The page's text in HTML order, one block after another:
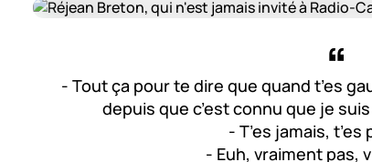
- Tout ça pour te dire que quand t’es
depuis que c’est connu que je
- T’es jamais, t’es
- Euh, vraiment pas,